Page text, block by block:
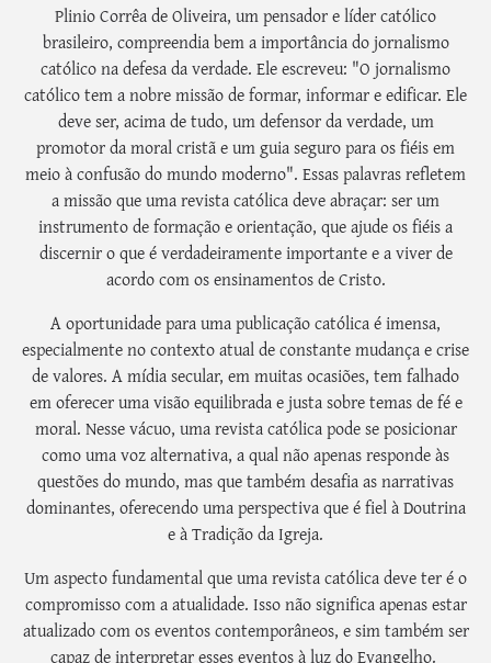
Plinio Corrêa de Oliveira, um pensador e líder católico
brasileiro, compreendia bem a importância do jornalismo
católico na defesa da verdade. Ele escreveu: "O jornalismo
católico tem a nobre missão de formar, informar e edificar. Ele
deve ser, acima de tudo, um defensor da verdade, um
promotor da moral cristã e um guia seguro para os fiéis em
meio à confusão do mundo moderno". Essas palavras refletem
a missão que uma revista católica deve abraçar: ser um
instrumento de formação e orientação, que ajude os fiéis a
discernir o que é verdadeiramente importante e a viver de
acordo com os ensinamentos de Cristo.
A oportunidade para uma publicação católica é imensa,
especialmente no contexto atual de constante mudança e crise
de valores. A mídia secular, em muitas ocasiões, tem falhado
em oferecer uma visão equilibrada e justa sobre temas de fé e
moral. Nesse vácuo, uma revista católica pode se posicionar
como uma voz alternativa, a qual não apenas responde às
questões do mundo, mas que também desafia as narrativas
dominantes, oferecendo uma perspectiva que é fiel à Doutrina
e à Tradição da Igreja.
Um aspecto fundamental que uma revista católica deve ter é o
compromisso com a atualidade. Isso não significa apenas estar
atualizado com os eventos contemporâneos, e sim também ser
capaz de interpretar esses eventos à luz do Evangelho.